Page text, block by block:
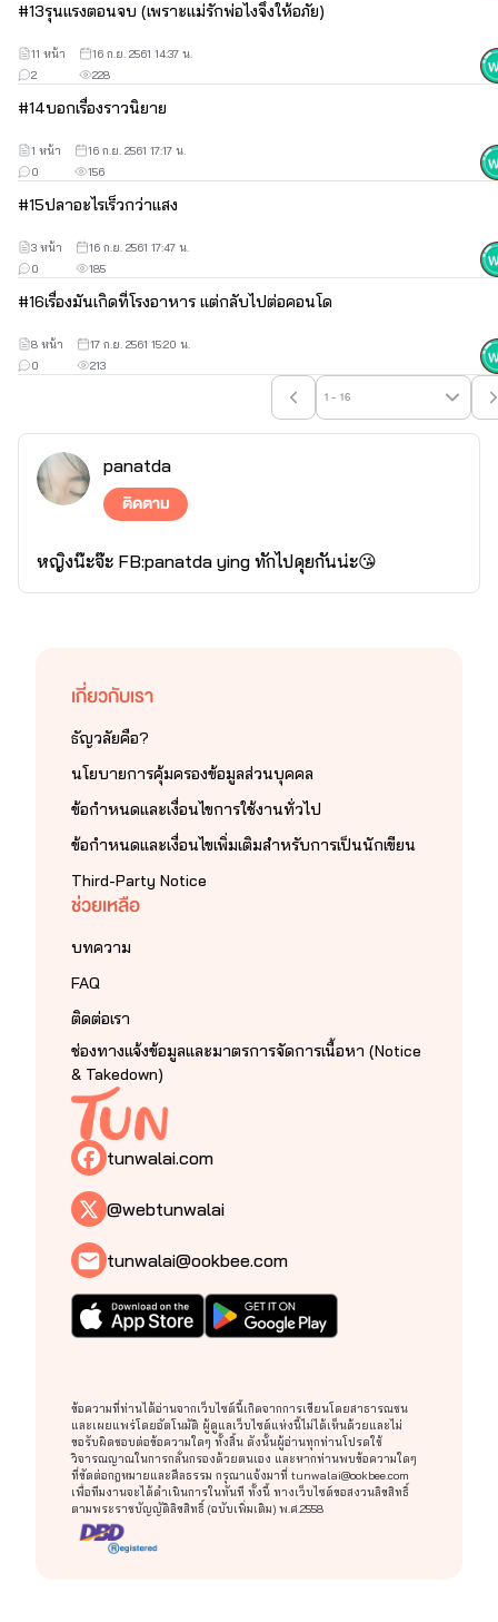
#13รุนเเรงตอนจบ (เพราะเเม่รักพ่อไงจึงให้อภัย)
228
2
11 หน้า 16 ก.ย. 2561 14:37 น.
#14บอกเรื่องราวนิยาย
156
0
1 หน้า 16 ก.ย. 2561 17:17 น.
#15ปลาอะไรเร็วกว่าเเสง
185
0
3 หน้า 16 ก.ย. 2561 17:47 น.
#16เรื่องมันเกิดที่โรงอาหาร เเต่กลับไปต่อคอนโด
213
0
8 หน้า 17 ก.ย. 2561 15:20 น.
1 - 16
panatda
ติดตาม
หญิงน๊ะจ๊ะ FB:panatda ying ทักไปคุยกันน่ะ😘
เกี่ยวกับเรา
ธัญวลัยคือ?
นโยบายการคุ้มครองข้อมูลส่วนบุคคล
ข้อกำหนดและเงื่อนไขการใช้งานทั่วไป
ข้อกำหนดและเงื่อนไขเพิ่มเติมสำหรับการเป็นนักเขียน
Third-Party Notice
ช่วยเหลือ
บทความ
FAQ
ติดต่อเรา
ช่องทางแจ้งข้อมูลและมาตรการจัดการเนื้อหา (Notice
& Takedown)
tunwalai.com
@webtunwalai
tunwalai@ookbee.com
ข้อความที่ท่านได้อ่านจากเว็บไซต์นี้เกิดจากการเขียนโดยสาธารณชน
และเผยแพร่โดยอัตโนมัติ ผู้ดูแลเว็บไซต์แห่งนี้ไม่ได้เห็นด้วยและไม่
ขอรับผิดชอบต่อข้อความใดๆ ทั้งสิ้น ดังนั้นผู้อ่านทุกท่านโปรดใช้
วิจารณญาณในการกลั่นกรองด้วยตนเอง และหากท่านพบข้อความใดๆ
ที่ขัดต่อกฎหมายและศีลธรรม กรุณาแจ้งมาที่ tunwalai@ookbee.com
เพื่อทีมงานจะได้ดำเนินการในทันที ทั้งนี้ ทางเว็บไซต์ขอสงวนลิขสิทธิ์
ตามพระราชบัญญัติลิขสิทธิ์ (ฉบับเพิ่มเติม) พ.ศ.2558